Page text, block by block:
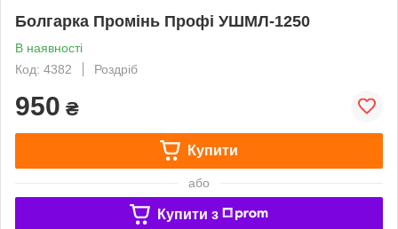
Болгарка Промінь Профі УШМЛ-1250
В наявності
Код: 4382
Роздріб
950 ₴
Купити
або
Купити з